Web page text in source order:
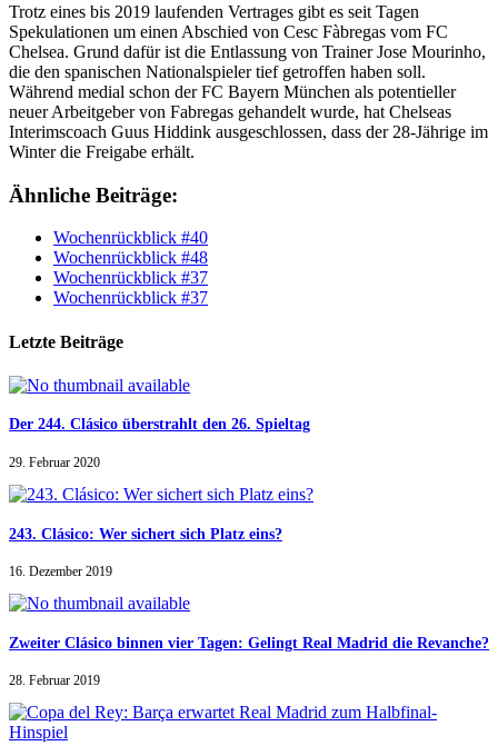
Trotz eines bis 2019 laufenden Vertrages gibt es seit Tagen
Spekulationen um einen Abschied von Cesc Fàbregas vom FC
Chelsea. Grund dafür ist die Entlassung von Trainer Jose Mourinho,
die den spanischen Nationalspieler tief getroffen haben soll.
Während medial schon der FC Bayern München als potentieller
neuer Arbeitgeber von Fabregas gehandelt wurde, hat Chelseas
Interimscoach Guus Hiddink ausgeschlossen, dass der 28-Jährige im
Winter die Freigabe erhält.
Ähnliche Beiträge:
Wochenrückblick #40
Wochenrückblick #48
Wochenrückblick #37
Wochenrückblick #37
Letzte Beiträge
Der 244. Clásico überstrahlt den 26. Spieltag
29. Februar 2020
243. Clásico: Wer sichert sich Platz eins?
16. Dezember 2019
Zweiter Clásico binnen vier Tagen: Gelingt Real Madrid die Revanche?
28. Februar 2019